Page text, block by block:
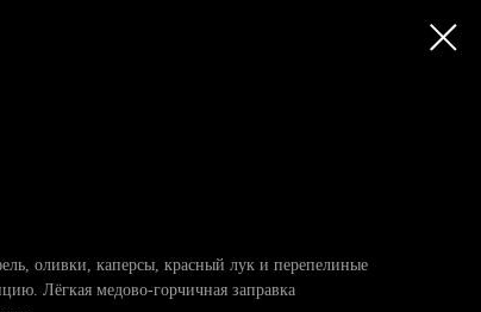
оливки, каперсы, красный лук и перепелиные
Лёгкая медово-горчичная заправка